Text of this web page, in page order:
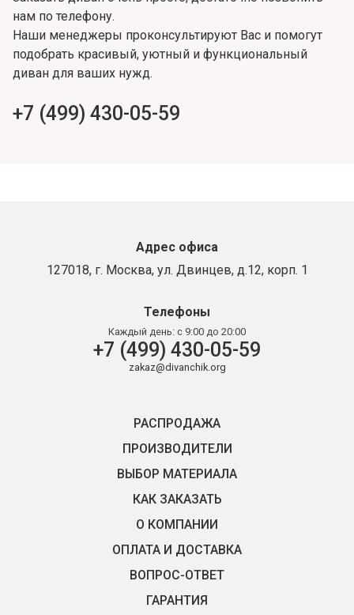
нам по телефону.
Наши менеджеры проконсультируют Вас и помогут
подобрать красивый, уютный и функциональный
диван для ваших нужд.
+7 (499) 430-05-59
Адрес офиса
127018, г. Москва, ул. Двинцев, д.12, корп. 1
Телефоны
Каждый день: с 9:00 до 20:00
+7 (499) 430-05-59
zakaz@divanchik.org
РАСПРОДАЖА
ПРОИЗВОДИТЕЛИ
ВЫБОР МАТЕРИАЛА
КАК ЗАКАЗАТЬ
О КОМПАНИИ
ОПЛАТА И ДОСТАВКА
ВОПРОС-ОТВЕТ
ГАРАНТИЯ